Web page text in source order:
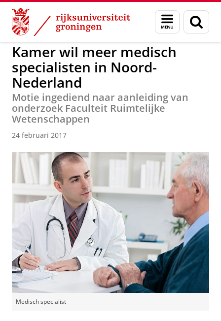
Skip
Content
Skip
Navigation
Menu
en
zoeken
Over ons Faculteit Ruimtelijke Wetenschappen
Kamer wil meer medisch
specialisten in Noord-
Nederland
Motie ingediend naar aanleiding van
onderzoek Faculteit Ruimtelijke
Wetenschappen
24 februari 2017
Medisch specialist